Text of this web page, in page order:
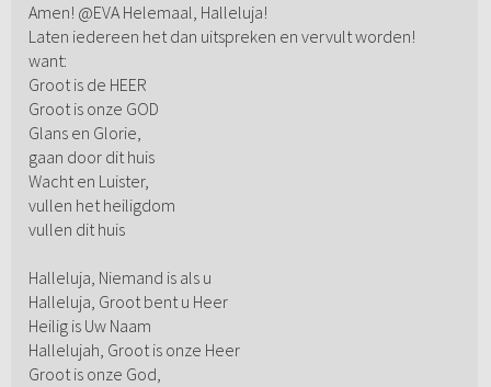
Amen! @EVA Helemaal, Halleluja!
Laten iedereen het dan uitspreken en vervult worden!
want:
Groot is de HEER
Groot is onze GOD
Glans en Glorie,
gaan door dit huis
Wacht en Luister,
vullen het heiligdom
vullen dit huis
Halleluja, Niemand is als u
Halleluja, Groot bent u Heer
Heilig is Uw Naam
Hallelujah, Groot is onze Heer
Groot is onze God,